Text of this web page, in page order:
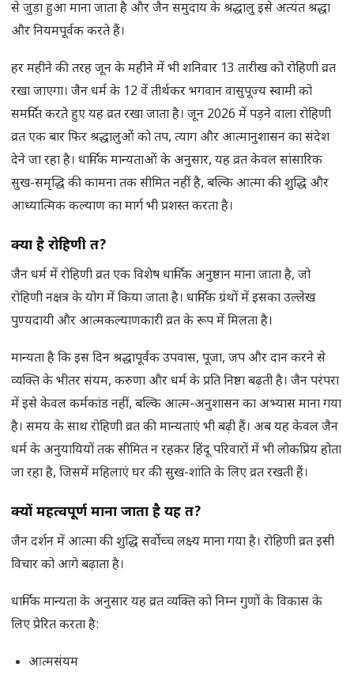
से जुड़ा हुआ माना जाता है और जैन समुदाय के श्रद्धालु इसे अत्यंत श्रद्धा
और नियमपूर्वक करते हैं।
हर महीने की तरह जून के महीने में भी शनिवार 13 तारीख को रोहिणी व्रत
रखा जाएगा। जैन धर्म के 12 वें तीर्थकर भगवान वासुपूज्य स्वामी को
समर्पित करते हुए यह व्रत रखा जाता है। जून 2026 में पड़ने वाला रोहिणी
व्रत एक बार फिर श्रद्धालुओं को तप, त्याग और आत्मानुशासन का संदेश
देने जा रहा है। धार्मिक मान्यताओं के अनुसार, यह व्रत केवल सांसारिक
सुख-समृद्धि की कामना तक सीमित नहीं है, बल्कि आत्मा की शुद्धि और
आध्यात्मिक कल्याण का मार्ग भी प्रशस्त करता है।
क्या है रोहिणी व्रत?
जैन धर्म में रोहिणी व्रत एक विशेष धार्मिक अनुष्ठान माना जाता है, जो
रोहिणी नक्षत्र के योग में किया जाता है। धार्मिक ग्रंथों में इसका उल्लेख
पुण्यदायी और आत्मकल्याणकारी व्रत के रूप में मिलता है।
मान्यता है कि इस दिन श्रद्धापूर्वक उपवास, पूजा, जप और दान करने से
व्यक्ति के भीतर संयम, करुणा और धर्म के प्रति निष्ठा बढ़ती है। जैन परंपरा
में इसे केवल कर्मकांड नहीं, बल्कि आत्म-अनुशासन का अभ्यास माना गया
है। समय के साथ रोहिणी व्रत की मान्यताएं भी बढ़ी हैं। अब यह केवल जैन
धर्म के अनुयायियों तक सीमित न रहकर हिंदू परिवारों में भी लोकप्रिय होता
जा रहा है, जिसमें महिलाएं घर की सुख-शांति के लिए व्रत रखती हैं।
क्यों महत्वपूर्ण माना जाता है यह व्रत?
जैन दर्शन में आत्मा की शुद्धि सर्वोच्च लक्ष्य माना गया है। रोहिणी व्रत इसी
विचार को आगे बढ़ाता है।
धार्मिक मान्यता के अनुसार यह व्रत व्यक्ति को निम्न गुणों के विकास के
लिए प्रेरित करता है:
आत्मसंयम